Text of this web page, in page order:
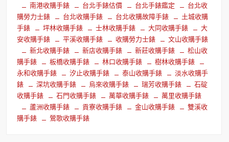
南港收購手錶
台北手錶估價 台北手錶鑑定
台北收
購勞力士錶
台北收購手錶 台北收購故障手錶
土城收購
手錶
坪林收購手錶 士林收購手錶 大同收購手錶
大
安收購手錶
平溪收購手錶 收購勞力士錶
文山收購手錶
新北收購手錶
新店收購手錶 新莊收購手錶
松山收
購手錶
板橋收購手錶 林口收購手錶
樹林收購手錶
永和收購手錶
汐止收購手錶 泰山收購手錶
淡水收購手
錶
深坑收購手錶 烏來收購手錶 瑞芳收購手錶
石碇
收購手錶
石門收購手錶 萬華收購手錶
萬里收購手錶
蘆洲收購手錶
貢寮收購手錶 金山收購手錶
雙溪收
購手錶
鶯歌收購手錶